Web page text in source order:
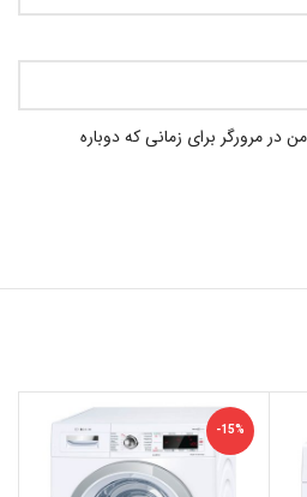
در مرورگر برای زمانی که دوباره
-15%